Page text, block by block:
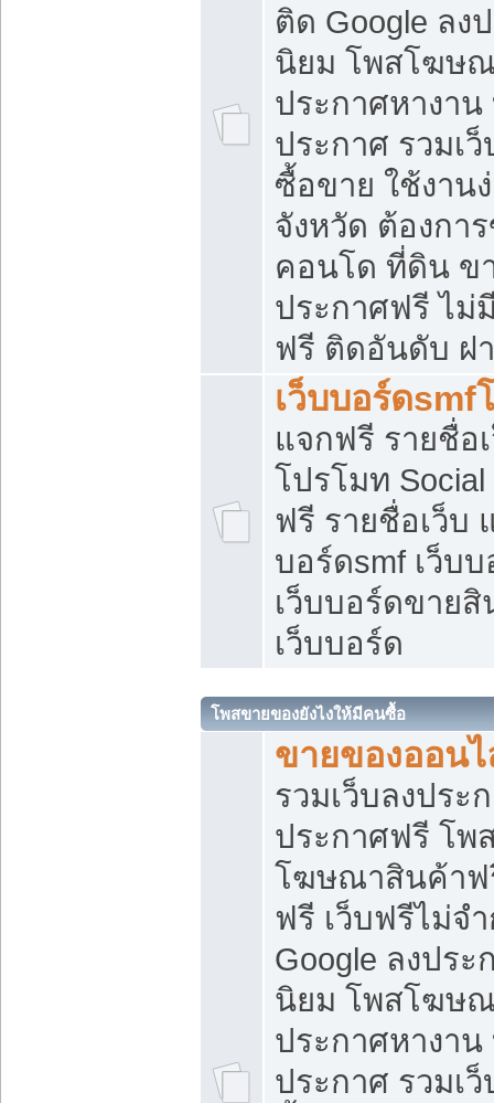
ติด Google ลง
นิยม โพสโฆษ
ประกาศหางาน
ประกาศ รวมเ
ซื้อขาย ใช้งาน
จังหวัด ต้องกา
คอนโด ที่ดิน ข
ประกาศฟรี ไม่
ฟรี ติดอันดับ ฝ
เว็บบอร์ดsmf
แจกฟรี รายชื่อ
โปรโมท
ฟรี รายชื่อเว็บ
บอร์ดsmf เว็บ
เว็บบอร์ดขาย
เว็บบอร์ด
โพสขายของยังไงให้มีคนซื้อ
ขายของออน
รวมเว็บลงประ
ประกาศฟรี โพ
โฆษณาสินค้าฟ
ฟรี เว็บฟรีไม่จ
Google ลงปร
นิยม โพสโฆษ
ประกาศหางาน
ประกาศ รวมเ